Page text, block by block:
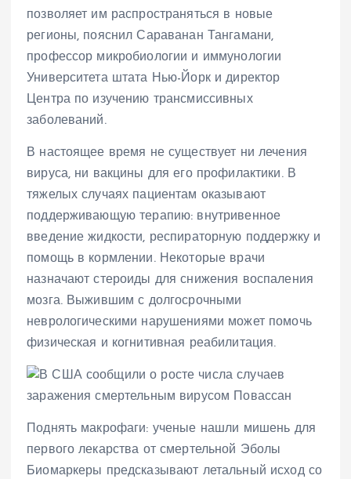
позволяет им распространяться в новые
регионы, пояснил Сараванан Тангамани,
профессор микробиологии и иммунологии
Университета штата Нью-Йорк и директор
Центра по изучению трансмиссивных
заболеваний.
В настоящее время не существует ни лечения
вируса, ни вакцины для его профилактики. В
тяжелых случаях пациентам оказывают
поддерживающую терапию: внутривенное
введение жидкости, респираторную поддержку и
помощь в кормлении. Некоторые врачи
назначают стероиды для снижения воспаления
мозга. Выжившим с долгосрочными
неврологическими нарушениями может помочь
физическая и когнитивная реабилитация.
Поднять макрофаги: ученые нашли мишень для
первого лекарства от смертельной Эболы
Биомаркеры предсказывают летальный исход со